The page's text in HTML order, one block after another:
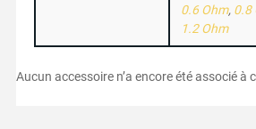
0.6 Ohm, 0.8
1.2 Ohm
Aucun accessoire n’a encore été associé à